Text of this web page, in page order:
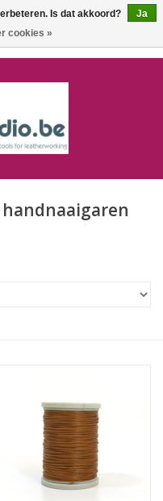
Is dat akkoord?
Ja
cookies »